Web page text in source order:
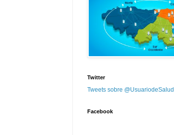
Twitter
Tweets sobre @UsuariodeSalud
Facebook